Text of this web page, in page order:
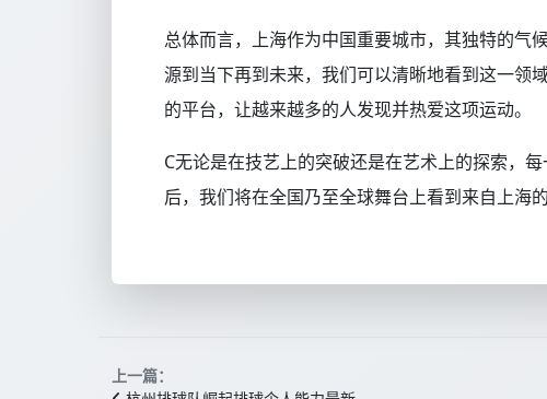
总体而言，上海作为中国重要城市，其独特的气
源到当下再到未来，我们可以清晰地看到这一领
的平台，让越来越多的人发现并热爱这项运动。
C无论是在技艺上的突破还是在艺术上的探索，
后，我们将在全国乃至全球舞台上看到来自上海
上一篇：